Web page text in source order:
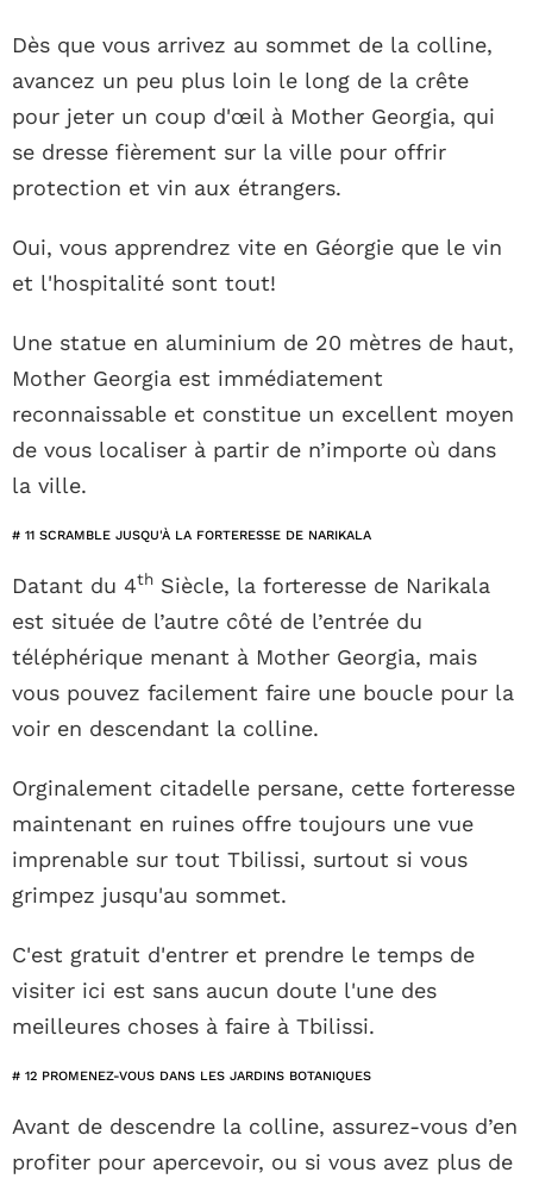
Dès que vous arrivez au sommet de la colline,
avancez un peu plus loin le long de la crête
pour jeter un coup d'œil à Mother Georgia, qui
se dresse fièrement sur la ville pour offrir
protection et vin aux étrangers.
Oui, vous apprendrez vite en Géorgie que le vin
et l'hospitalité sont tout!
Une statue en aluminium de 20 mètres de haut,
Mother Georgia est immédiatement
reconnaissable et constitue un excellent moyen
de vous localiser à partir de n’importe où dans
la ville.
# 11 SCRAMBLE JUSQU'À LA FORTERESSE DE NARIKALA
Datant du 4th Siècle, la forteresse de Narikala
est située de l’autre côté de l’entrée du
téléphérique menant à Mother Georgia, mais
vous pouvez facilement faire une boucle pour la
voir en descendant la colline.
Orginalement citadelle persane, cette forteresse
maintenant en ruines offre toujours une vue
imprenable sur tout Tbilissi, surtout si vous
grimpez jusqu'au sommet.
C'est gratuit d'entrer et prendre le temps de
visiter ici est sans aucun doute l'une des
meilleures choses à faire à Tbilissi.
# 12 PROMENEZ-VOUS DANS LES JARDINS BOTANIQUES
Avant de descendre la colline, assurez-vous d’en
profiter pour apercevoir, ou si vous avez plus de